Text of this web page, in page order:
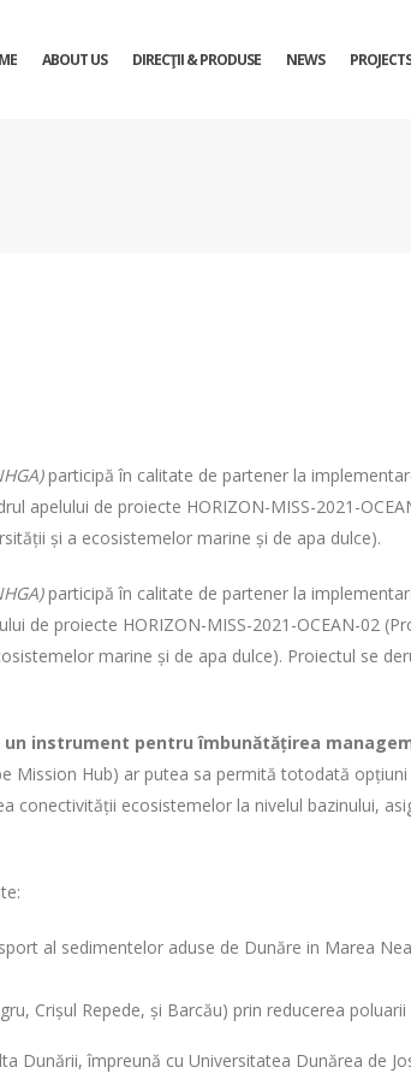
ABOUT US DIRECŢII & PRODUSE NEWS PROJECTS
participă în calitate de partener la
apelului de proiecte HORIZON-MISS-2021-
și a ecosistemelor marine și de apa dulce).
participă în calitate de partener la
de proiecte HORIZON-MISS-2021-OCEAN-02
marine și de apa dulce). Proiectul se
un instrument pentru îmbunătățirea
Mission Hub) ar putea sa permită totodată
conectivității ecosistemelor la nivelul bazinului,
al sedimentelor aduse de Dunăre in Marea
Crișul Repede, și Barcău) prin reducerea
Dunării, împreună cu Universitatea Dunărea de